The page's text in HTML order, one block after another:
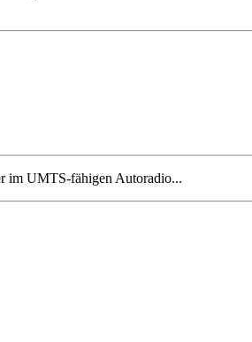
im UMTS-fähigen Autoradio...